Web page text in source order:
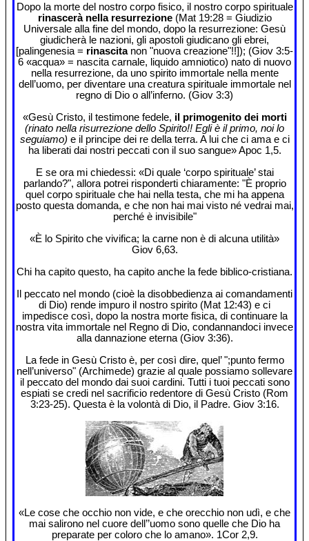
Dopo la morte del nostro corpo fisico, il nostro corpo spirituale
rinascerà nella resurrezione(Mat 19:28 = Giudizio
Universale alla fine del mondo, dopo la resurrezione: Gesù
giudicherà le nazioni, gli apostoli giudicano gli ebrei,
[palingenesia = rinascitanon "nuova creazione"!!]); (Giov 3:5-
6 «acqua» = nascita carnale, liquido amniotico) nato di nuovo
nella resurrezione, da uno spirito immortale nella mente
dell’uomo, per diventare una creatura spirituale immortale nel
regno di Dio o all’inferno. (Giov 3:3)
«Gesù Cristo, il testimone fedele, il primogenito dei morti
(rinato nella risurrezione dello Spirito!! Egli è il primo, noi lo
seguiamo) e il principe dei re della terra. A lui che ci ama e ci
ha liberati dai nostri peccati con il suo sangue» Apoc 1,5.
E se ora mi chiedessi: «Di quale ‘corpo spirituale’ stai
parlando?", allora potrei risponderti chiaramente: "È proprio
quel corpo spirituale che hai nella testa, che mi ha appena
posto questa domanda, e che non hai mai visto né vedrai mai,
perché è invisibile"
«È lo Spirito che vivifica; la carne non è di alcuna utilità»
Giov 6,63.
Chi ha capito questo, ha capito anche la fede biblico-cristiana.
Il peccato nel mondo (cioè la disobbedienza ai comandamenti
di Dio) rende impuro il nostro spirito (Mat 12:43) e ci
impedisce così, dopo la nostra morte fisica, di continuare la
nostra vita immortale nel Regno di Dio, condannandoci invece
alla dannazione eterna (Giov 3:36).
La fede in Gesù Cristo è, per così dire, quel’ ";punto fermo
nell’universo" (Archimede) grazie al quale possiamo sollevare
il peccato del mondo dai suoi cardini. Tutti i tuoi peccati sono
espiati se credi nel sacrificio redentore di Gesù Cristo (Rom
3:23-25). Questa è la volontà di Dio, il Padre. Giov 3:16.
«Le cose che occhio non vide, e che orecchio non udì, e che
mai salirono nel cuore dell’’uomo sono quelle che Dio ha
preparate per coloro che lo amano». 1Cor 2,9.